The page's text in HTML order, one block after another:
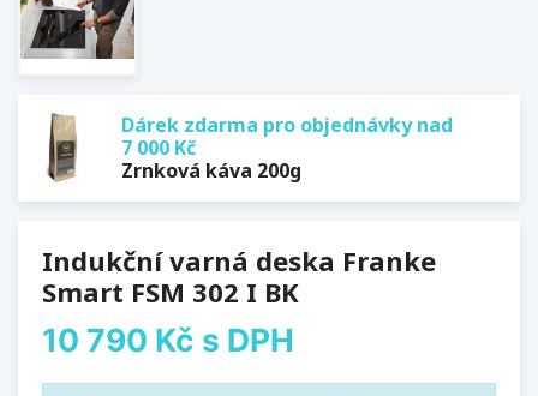
Dárek zdarma pro objednávky nad
7 000 Kč
Zrnková káva 200g
Indukční varná deska Franke
Smart FSM 302 I BK
10 790 Kč s DPH